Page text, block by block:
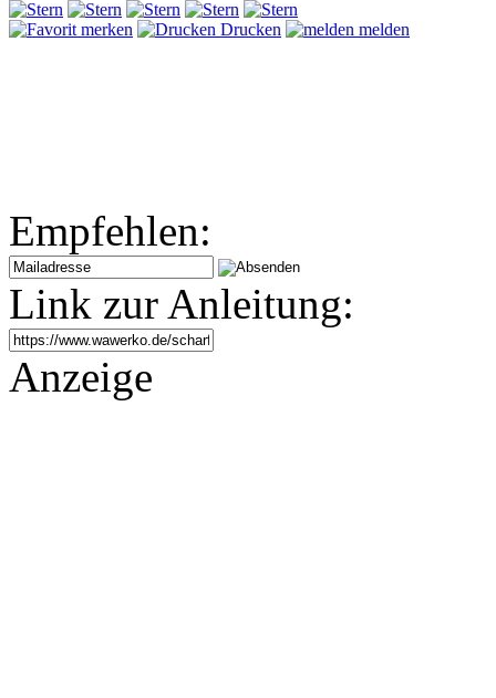
merken Drucken melden
Empfehlen:
Link zur Anleitung:
Anzeige